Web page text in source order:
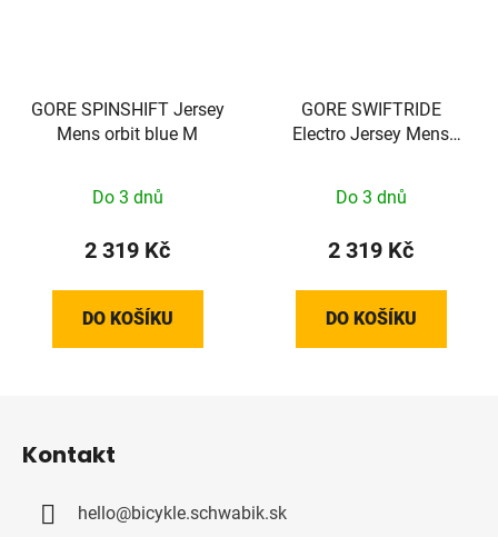
GORE SPINSHIFT Jersey
Mens orbit blue M
Do 3 dnů
2 319 Kč
DO KOŠÍKU
GORE SWIFTRIDE
Electro Jersey Mens
Do 3 dnů
2 319 Kč
DO KOŠÍKU
Kontakt
hello@bicykle.schwabik.sk